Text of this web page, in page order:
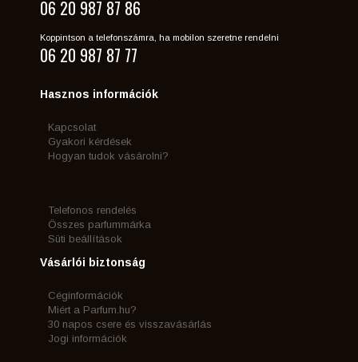
06 20 987 87 86
Koppintson a telefonszámra, ha mobilon szeretne rendelni
06 20 987 87 77
Hasznos információk
Kapcsolat
Gyakori kérdések
Hogyan tudok vásárolni?
Telefonos rendelés
Összes parfummárka
Süti beállítások
Vásárlói biztonság
Céginformációk
Miért a Parfum.hu?
30 napos csere és visszavásárlás
Jogi információk